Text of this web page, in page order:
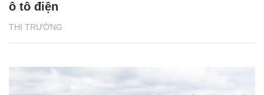
THỊ TRƯỜNG
ô tô điện